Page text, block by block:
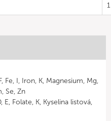
Fe, I, Iron, K, Magnesium, Mg,
Se, Zn
E, Folate, K, Kyselina listová,